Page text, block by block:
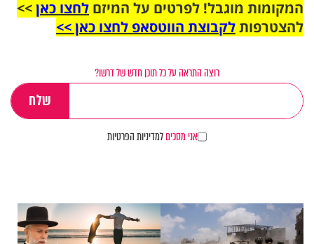
המקומות מוגבל! לפרטים על המיזם לחצו כאן>>
להצטרפותלקבוצת הווטסאפ לחצו כאן >>
רוצה התראה על כל תוכן חדש של דרשו?
אני מסכיםלמדיניות הפרטיות